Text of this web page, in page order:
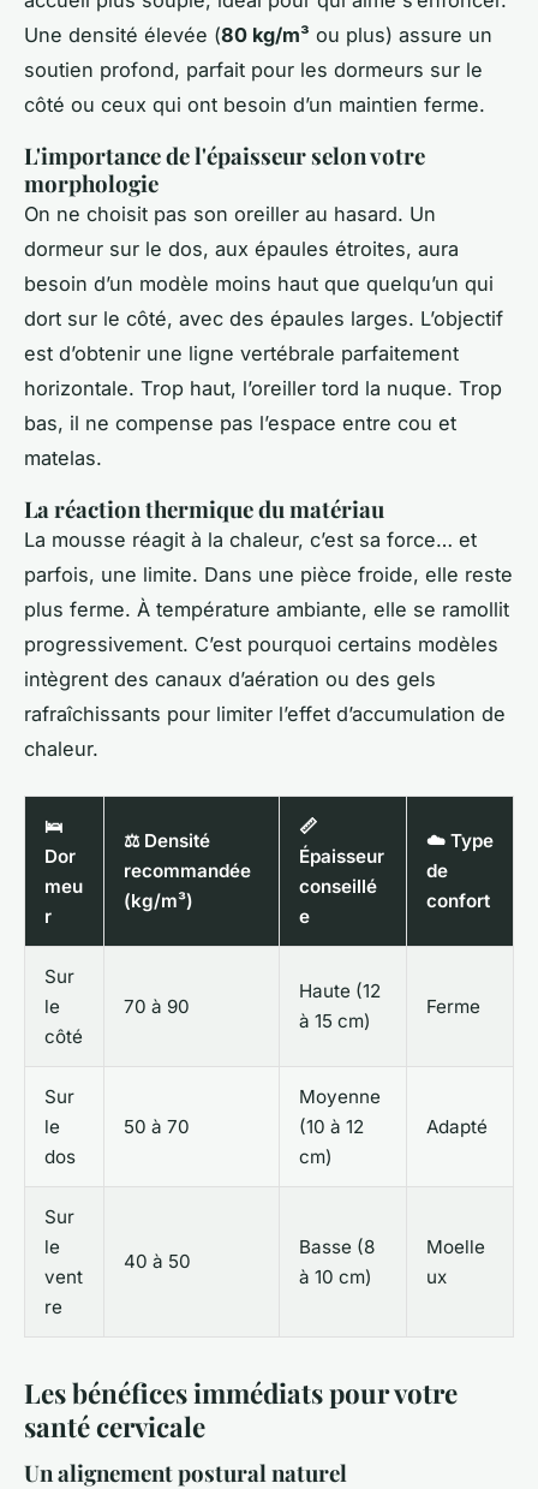
Une densité élevée (80 kg/m³ ou plus) assure un
soutien profond, parfait pour les dormeurs sur le
côté ou ceux qui ont besoin d’un maintien ferme.
L'importance de l'épaisseur selon votre
morphologie
On ne choisit pas son oreiller au hasard. Un
dormeur sur le dos, aux épaules étroites, aura
besoin d’un modèle moins haut que quelqu’un qui
dort sur le côté, avec des épaules larges. L’objectif
est d’obtenir une ligne vertébrale parfaitement
horizontale. Trop haut, l’oreiller tord la nuque. Trop
bas, il ne compense pas l’espace entre cou et
matelas.
La réaction thermique du matériau
La mousse réagit à la chaleur, c’est sa force… et
parfois, une limite. Dans une pièce froide, elle reste
plus ferme. À température ambiante, elle se ramollit
progressivement. C’est pourquoi certains modèles
intègrent des canaux d’aération ou des gels
rafraîchissants pour limiter l’effet d’accumulation de
chaleur.
🛌
Dor
meu
r
⚖️ Densité
recommandée
(kg/m³)
📏
Épaisseur
conseillé
e
☁️ Type
de
confort
Sur
le
côté
70 à 90
Haute (12
à 15 cm)
Ferme
Sur
le
dos
50 à 70
Moyenne
(10 à 12
cm)
Adapté
Sur
le
vent
re
40 à 50
Basse (8
à 10 cm)
Moelle
ux
Les bénéfices immédiats pour votre
santé cervicale
Un alignement postural naturel